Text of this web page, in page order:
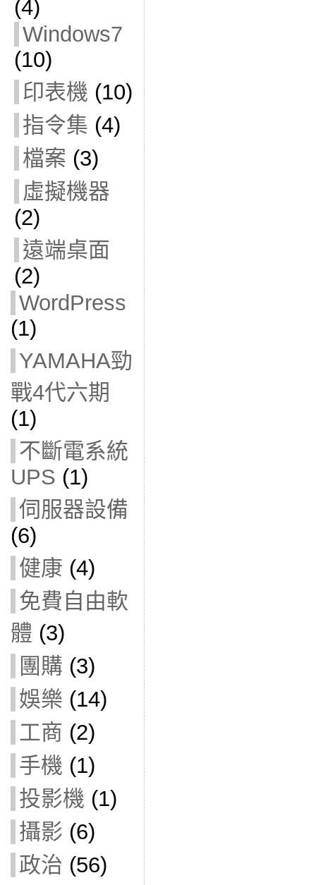
(4)
Windows7
(10)
印表機 (10)
指令集 (4)
檔案 (3)
虛擬機器
(2)
遠端桌面
(2)
WordPress
(1)
YAMAHA勁
戰4代六期
(1)
不斷電系統
UPS (1)
伺服器設備
(6)
健康 (4)
免費自由軟
體 (3)
團購 (3)
娛樂 (14)
工商 (2)
手機 (1)
投影機 (1)
攝影 (6)
政治 (56)